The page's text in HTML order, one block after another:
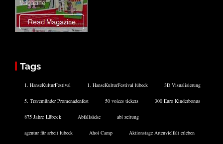
Tags
1. HanseKulturFestival 1. HanseKulturFestival lübeck 3D Visualisierung
5. Travemünder Promenadenfest 50 voices tickets 300 Euro Kinderbonus
875 Jahre Lübeck Abfallsäcke abi zeitung
agentur für arbeit lübeck Ahoi Camp Aktionstage Artenvielfalt erleben